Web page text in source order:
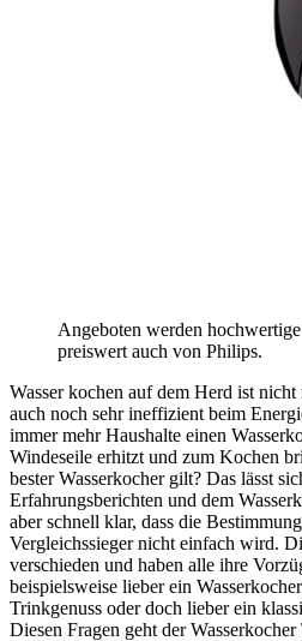
Angeboten werden
preiswert auch von Philips.
Wasser kochen auf dem Herd ist
auch noch sehr ineffizient beim
immer mehr Haushalte einen
Windeseile erhitzt und zum Kochen
bester Wasserkocher gilt? Das lässt
Erfahrungsberichten und dem
aber schnell klar, dass die
Vergleichssieger nicht einfach wird.
verschieden und haben alle ihre
beispielsweise lieber ein
Trinkgenuss oder doch lieber ein
Diesen Fragen geht der Wasserkocher